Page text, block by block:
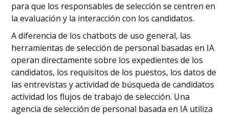
para que los responsables de selección se centren en
la evaluación y la interacción con los candidatos.
A diferencia de los chatbots de uso general, las
herramientas de selección de personal basadas en IA
operan directamente sobre los expedientes de los
candidatos, los requisitos de los puestos, los datos de
las entrevistas y actividad de búsqueda de candidatos
actividad los flujos de trabajo de selección. Una
agencia de selección de personal basada en IA utiliza